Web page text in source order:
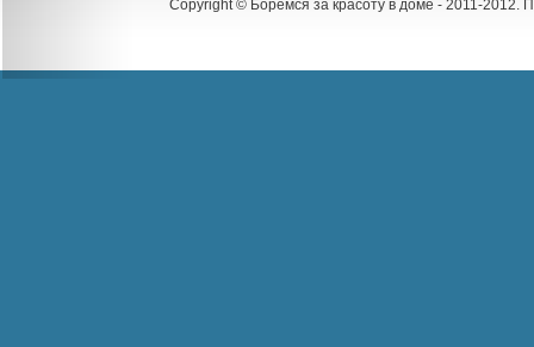
Copyright © Боремся за красоту в доме - 2011-2012.